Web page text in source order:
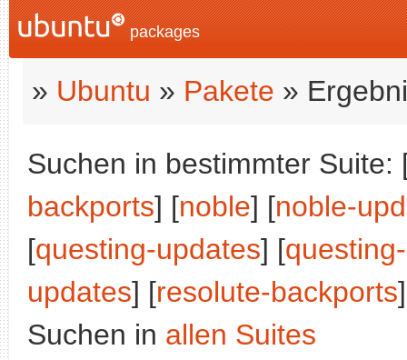
packages
» Ubuntu » Pakete »
Suchen in bestimmter Suite:
backports] [noble] [noble-
[questing-updates] [
updates] [resolute-backports
Suchen in allen Suites